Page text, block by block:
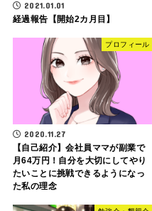
2021.01.01
経過報告【開始2カ月目】
プロフィール
2020.11.27
【自己紹介】会社員ママが副業で
月64万円！自分を大切にしてやり
たいことに挑戦できるようになっ
た私の理念